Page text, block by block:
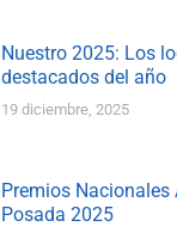
Nuestro 2025: Los
destacados del año
19 diciembre, 2025
Premios Nacionales
Posada 2025